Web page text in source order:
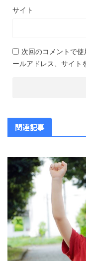
サイト
次回のコメントで
ールアドレス、サイト
関連記事